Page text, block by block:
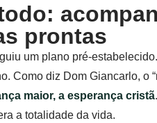
prontas
um plano pré-
Como diz Dom Giancarlo, o
maior, a esperança cristã
a totalidade da vida.